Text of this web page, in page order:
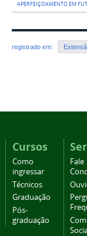
APERFEIÇOAMENTO EM
registrado em:
Cursos
Como
ingressar
Técnicos
Graduação
Pós-
graduação
Fale